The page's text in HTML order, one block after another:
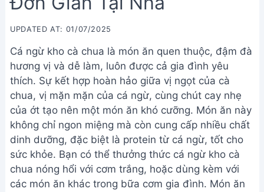
UPDATED AT: 01/07/2025
Cá ngừ kho cà chua là món ăn quen thuộc, đậm đà
hương vị và dễ làm, luôn được cả gia đình yêu
thích. Sự kết hợp hoàn hảo giữa vị ngọt của cà
chua, vị mặn mặn của cá ngừ, cùng chút cay nhẹ
của ớt tạo nên một món ăn khó cưỡng. Món ăn này
không chỉ ngon miệng mà còn cung cấp nhiều chất
dinh dưỡng, đặc biệt là protein từ cá ngừ, tốt cho
sức khỏe. Bạn có thể thưởng thức cá ngừ kho cà
chua nóng hổi với cơm trắng, hoặc dùng kèm với
các món ăn khác trong bữa cơm gia đình. Món ăn